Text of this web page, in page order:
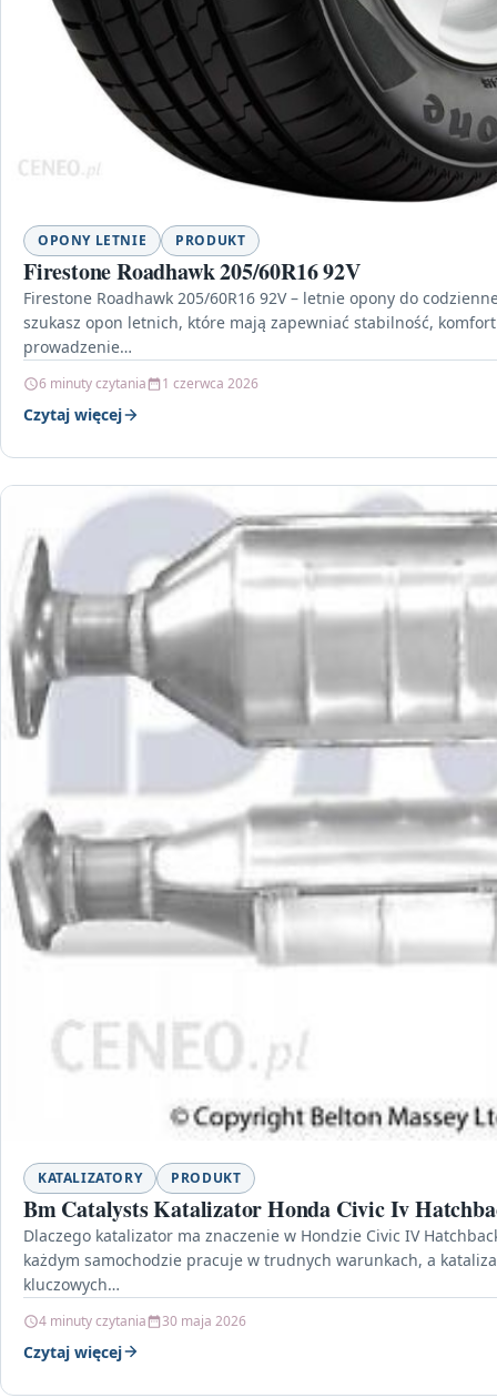
OPONY LETNIE PRODUKT
Firestone Roadhawk 205/60R16 92V
Firestone Roadhawk 205/60R16 92V – letnie opony do
szukasz opon letnich, które mają zapewniać stabilność,
prowadzenie…
6 minuty czytania 1 czerwca 2026
Czytaj więcej
KATALIZATORY PRODUKT
Bm Catalysts Katalizator Honda Civic Iv
Dlaczego katalizator ma znaczenie w Hondzie Civic IV
każdym samochodzie pracuje w trudnych warunkach, a
kluczowych…
4 minuty czytania 30 maja 2026
Czytaj więcej